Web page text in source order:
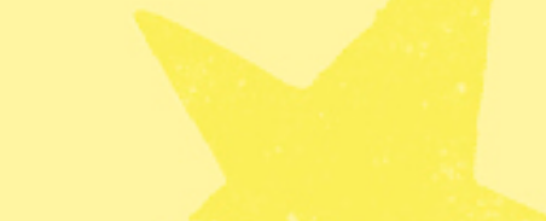
stigit mycket under de senaste åren och många djurägare
betalar för. Nu har regeringen gett Konkurrensverket i
och se hur den påverkar prisutvecklingen.
också utreda om det saknas allmän information som kan
exempelvis vad olika operationer kostar.
upplevas som komplicerad att förstå när det gäller utbud av